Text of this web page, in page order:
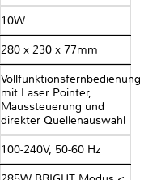
10W
280 x 230 x 77mm
Vollfunktionsfernbedienung
mit Laser Pointer,
Maussteuerung und
direkter Quellenauswahl
100-240V, 50-60 Hz